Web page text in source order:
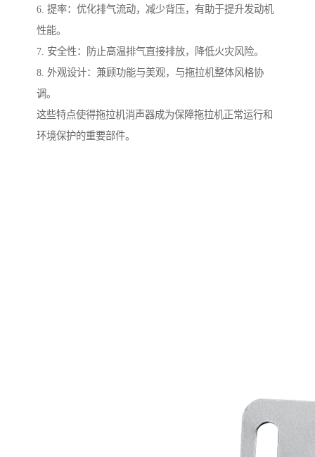
6. 提率：优化排气流动，减少背压，有助于提升发动机
性能。
7. 安全性：防止高温排气直接排放，降低火灾风险。
8. 外观设计：兼顾功能与美观，与拖拉机整体风格协
调。
这些特点使得拖拉机消声器成为保障拖拉机正常运行和
环境保护的重要部件。